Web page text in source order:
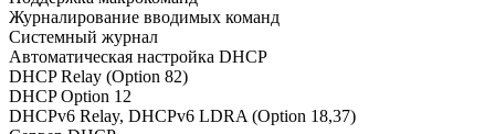
Журналирование вводимых команд
Системный журнал
Автоматическая настройка DHCP
DHCP Relay (Option 82)
DHCP Option 12
DHCPv6 Relay, DHCPv6 LDRA (Option 18,37)